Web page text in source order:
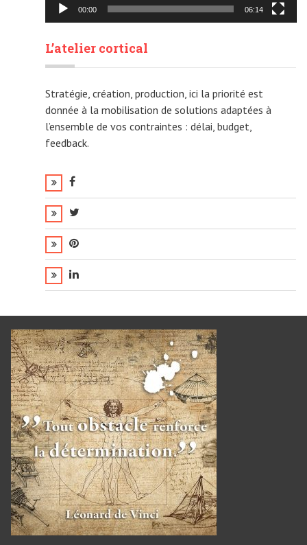
00:00 06:14
L’atelier cortical
Stratégie, création, production, ici la priorité est
donnée à la mobilisation de solutions adaptées à
l’ensemble de vos contraintes : délai, budget,
feedback.